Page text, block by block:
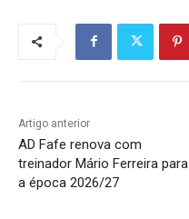
Artigo anterior
AD Fafe renova com
treinador Mário Ferreira para
a época 2026/27